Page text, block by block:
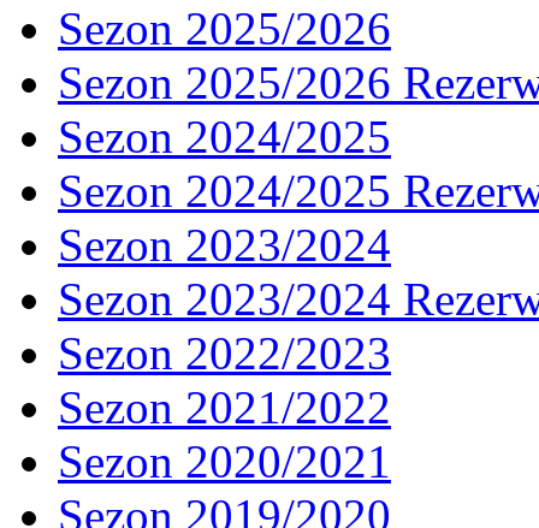
Sezon 2025/2026
Sezon 2025/2026
Sezon 2024/2025
Sezon 2024/2025
Sezon 2023/2024
Sezon 2023/2024
Sezon 2022/2023
Sezon 2021/2022
Sezon 2020/2021
Sezon 2019/2020